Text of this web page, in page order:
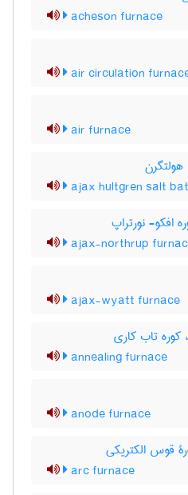
acheson furnace
air circulation
air furnace
ajax hultgren salt
افکو- نورتراپ
ajax-northrup
ajax-wyatt furnace
کوره تاب کاری
annealing furnace
anode furnace
قوس الکتریکی
arc furnace